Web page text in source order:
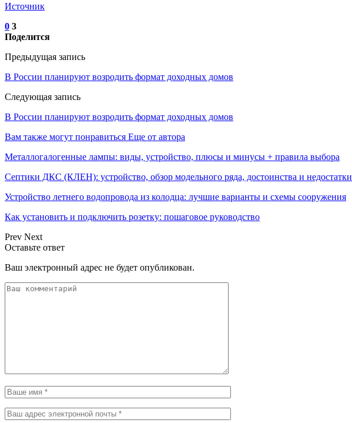
Источник
0 3
Поделится
Предыдущая запись
В России планируют возродить формат доходных домов
Следующая запись
В России планируют возродить формат доходных домов
Вам также могут понравиться Еще от автора
Металлогалогенные лампы: виды, устройство, плюсы и минусы + правила выбора
Септики ДКС (КЛЕН): устройство, обзор модельного ряда, достоинства и недостатки
Устройство летнего водопровода из колодца: лучшие варианты и схемы сооружения
Как установить и подключить розетку: пошаговое руководство
Prev Next
Оставьте ответ
Ваш электронный адрес не будет опубликован.